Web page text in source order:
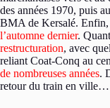
des années 1970, puis
BMA de Kersalé. Enfin,
l’automne dernier.
restructuration, avec
reliant Coat-Conq au
de nombreuses années.
retour du train en ville…